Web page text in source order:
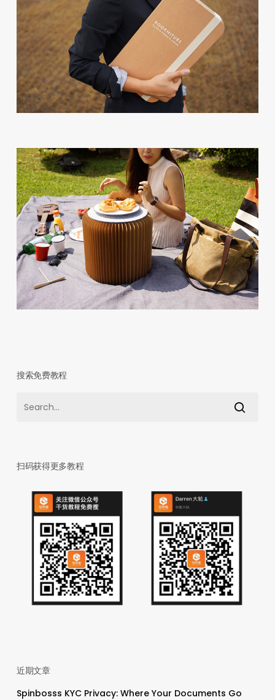
搜索免费教程
扫码获得更多教程
近期文章
Spinbosss KYC Privacy: Where Your Documents Go